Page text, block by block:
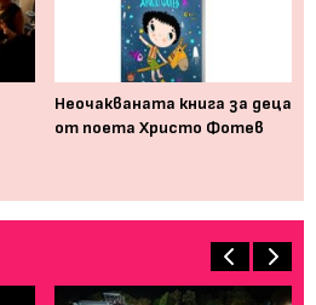
Неочакваната книга за деца
от поета Христо Фотев